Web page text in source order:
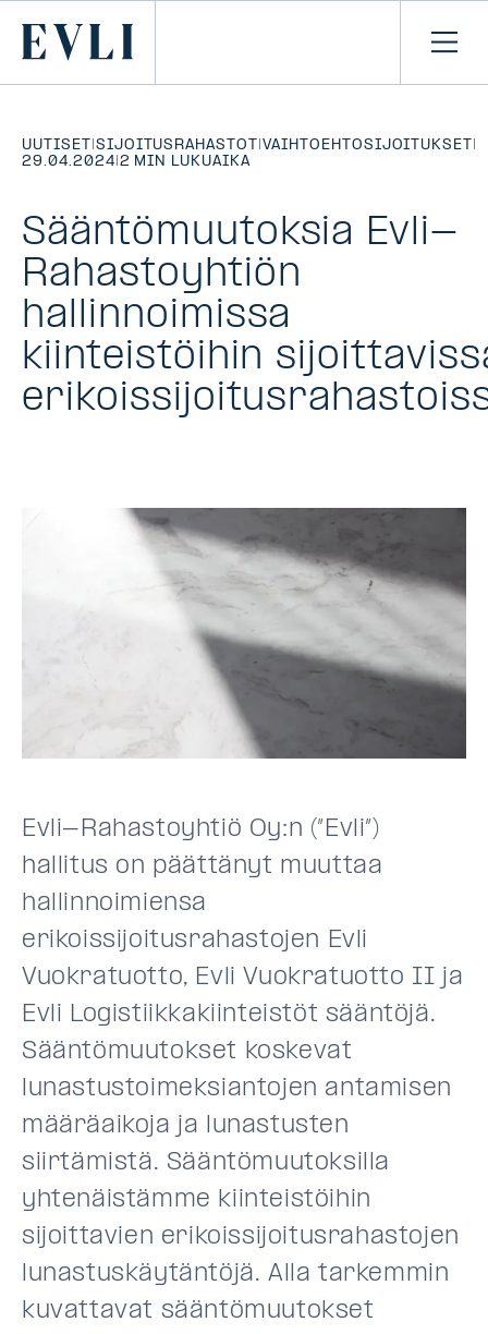
Primary
Avaa
UUTISET |SIJOITUSRAHASTOT |VAIHTOEHTOSIJOITUKSET |
29.04.2024|2 MIN LUKUAIKA
Sääntömuutoksia Evli-
Rahastoyhtiön
hallinnoimissa
kiinteistöihin
Evli-Rahastoyhtiö Oy:n (”Evli”)
hallitus on päättänyt muuttaa
hallinnoimiensa
erikoissijoitusrahastojen Evli
Vuokratuotto, Evli Vuokratuotto II ja
Evli Logistiikkakiinteistöt sääntöjä.
Sääntömuutokset koskevat
lunastustoimeksiantojen antamisen
määräaikoja ja lunastusten
siirtämistä. Sääntömuutoksilla
yhtenäistämme kiinteistöihin
sijoittavien erikoissijoitusrahastojen
lunastuskäytäntöjä. Alla tarkemmin
kuvattavat sääntömuutokset